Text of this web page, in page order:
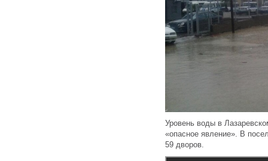
Уровень воды в
«опасное явление». В
59 дворов.